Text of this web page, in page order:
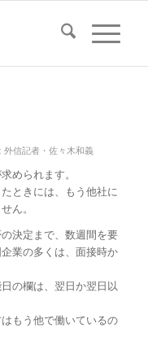
外信記者・佐々木和義
められます。
ときには、もう他社に
ん。
決定まで、数週間を要
業の多くは、面接時か
の欄は、翌日か翌日以
もう他で働いているの